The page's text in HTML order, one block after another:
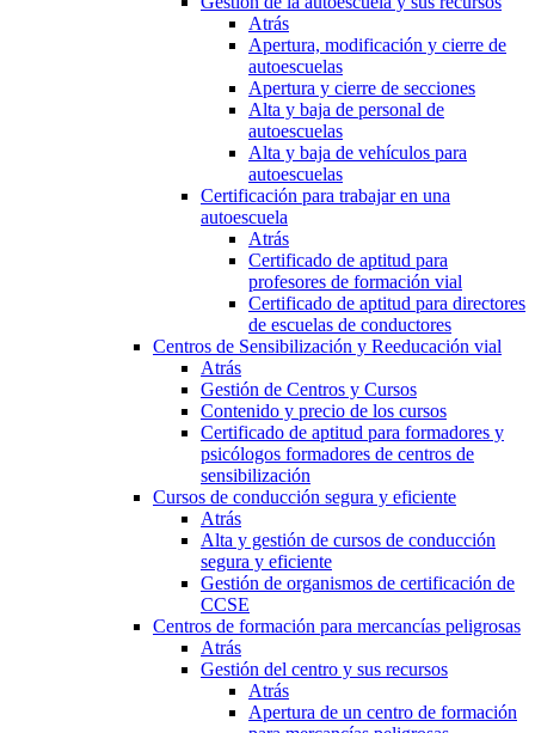
Atrás
Apertura, modificación y cierre de
autoescuelas
Apertura y cierre de secciones
Alta y baja de personal de
autoescuelas
Alta y baja de vehículos para
autoescuelas
Certificación para trabajar en una
autoescuela
Atrás
Certificado de aptitud para
profesores de formación vial
Certificado de aptitud para directores
de escuelas de conductores
Centros de Sensibilización y Reeducación vial
Atrás
Gestión de Centros y Cursos
Contenido y precio de los cursos
Certificado de aptitud para formadores y
psicólogos formadores de centros de
sensibilización
Cursos de conducción segura y eficiente
Atrás
Alta y gestión de cursos de conducción
segura y eficiente
Gestión de organismos de certificación de
CCSE
Centros de formación para mercancías peligrosas
Atrás
Gestión del centro y sus recursos
Atrás
Apertura de un centro de formación